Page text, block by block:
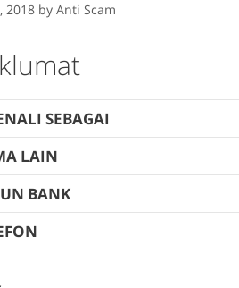
2018 by Anti Scam
SEBAGAI
LAIN
BANK